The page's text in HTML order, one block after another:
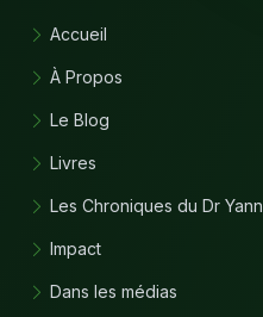
Accueil
À Propos
Le Blog
Livres
Les Chroniques du Dr Yann
Impact
Dans les médias